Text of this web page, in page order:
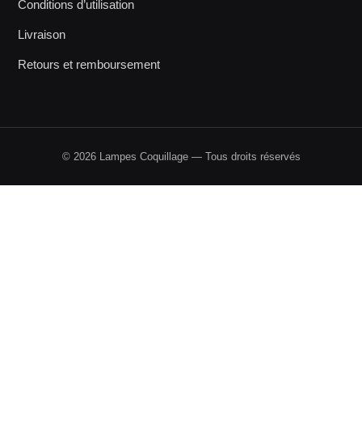
Conditions d’utilisation
Livraison
Retours et remboursement
© 2026 Lampes Coquillage — Tous droits réservés